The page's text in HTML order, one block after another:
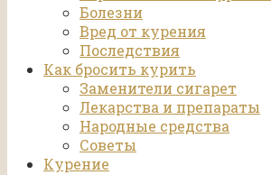
Болезни
Вред от курения
Последствия
Как бросить курить
Заменители сигарет
Лекарства и препараты
Народные средства
Советы
Курение